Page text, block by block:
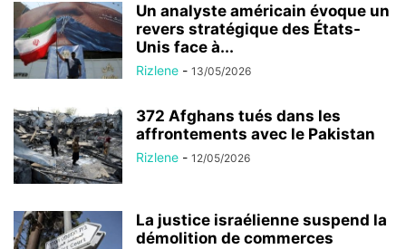
Un analyste américain évoque un
revers stratégique des États-
Unis face à...
Rizlene - 13/05/2026
372 Afghans tués dans les
affrontements avec le Pakistan
Rizlene - 12/05/2026
La justice israélienne suspend la
démolition de commerces